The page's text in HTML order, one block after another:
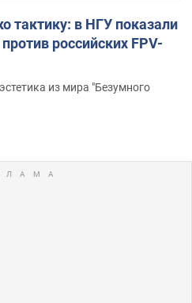
тактику: в НГУ показали
российских FPV-
из мира "Безумного